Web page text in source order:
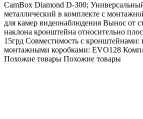
CamBox Diamond D-300;
металлический в комплекте с
для камер видеонаблюдения Вынос от
наклона кронштейна относительно
15грд Совместимость с кронштейнами:
монтажными коробками: EVO128
Похожие товары Похожие товары